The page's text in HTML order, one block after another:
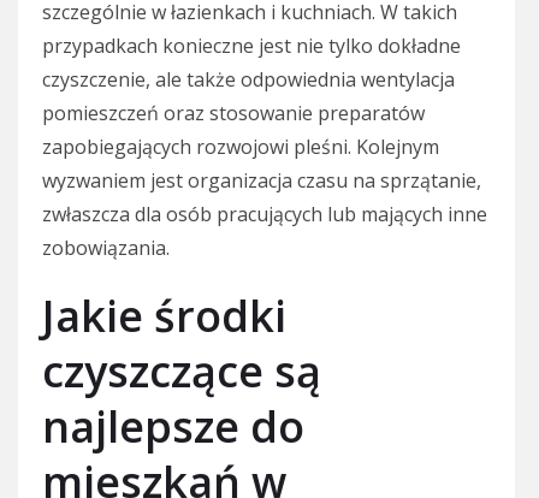
szczególnie w łazienkach i kuchniach. W takich
przypadkach konieczne jest nie tylko dokładne
czyszczenie, ale także odpowiednia wentylacja
pomieszczeń oraz stosowanie preparatów
zapobiegających rozwojowi pleśni. Kolejnym
wyzwaniem jest organizacja czasu na sprzątanie,
zwłaszcza dla osób pracujących lub mających inne
zobowiązania.
Jakie środki
czyszczące są
najlepsze do
mieszkań w